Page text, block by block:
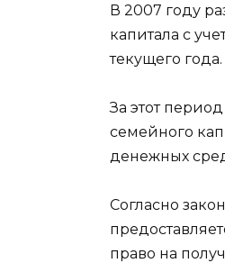
В 2007 году
капитала с
текущего года.
За этот
семейного
денежных
Согласно
право на